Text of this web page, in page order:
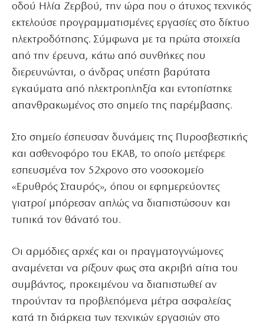
οδού Ηλία Ζερβού, την ώρα που ο άτυχος τεχνικός
εκτελούσε προγραμματισμένες εργασίες στο δίκτυο
ηλεκτροδότησης. Σύμφωνα με τα πρώτα στοιχεία
από την έρευνα, κάτω από συνθήκες που
διερευνώνται, ο άνδρας υπέστη βαρύτατα
εγκαύματα από ηλεκτροπληξία και εντοπίστηκε
απανθρακωμένος στο σημείο της παρέμβασης.
Στο σημείο έσπευσαν δυνάμεις της Πυροσβεστικής
και ασθενοφόρο του ΕΚΑΒ, το οποίο μετέφερε
εσπευσμένα τον 52χρονο στο νοσοκομείο
«Ερυθρός Σταυρός», όπου οι εφημερεύοντες
γιατροί μπόρεσαν απλώς να διαπιστώσουν και
τυπικά τον θάνατό του.
Οι αρμόδιες αρχές και οι πραγματογνώμονες
αναμένεται να ρίξουν φως στα ακριβή αίτια του
συμβάντος, προκειμένου να διαπιστωθεί αν
τηρούνταν τα προβλεπόμενα μέτρα ασφαλείας
κατά τη διάρκεια των τεχνικών εργασιών στο